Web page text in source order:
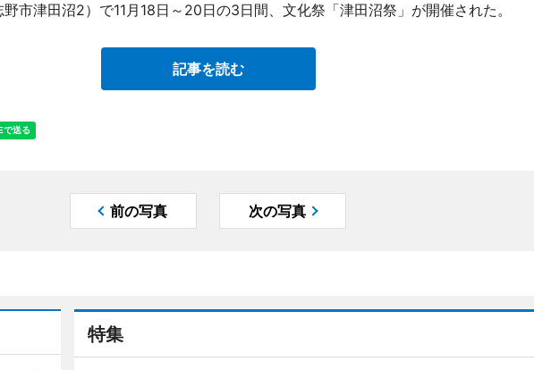
市津田沼2）で11月18日～20日の3日間、文化祭「津田沼祭」が開催された。
記事を読む
前の写真 次の写真
特集